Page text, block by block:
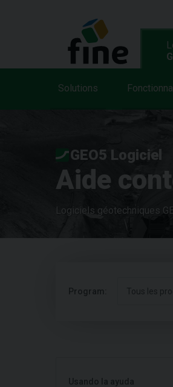
Solutions
GEO5 Logiciel
Aide
Logiciels géotechniques
Program: Tous les
Usando la ayuda